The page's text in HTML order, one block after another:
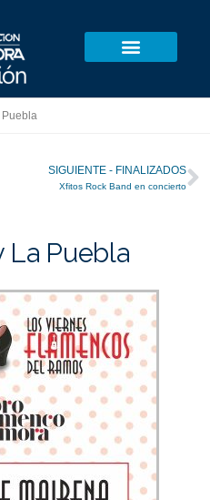
Puebla
SIGUIENTE - FINALIZADOS
Xfitos Rock Band en concierto
La Puebla